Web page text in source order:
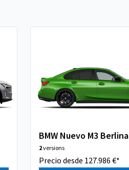
BMW Nuevo M3 Berlina
2versions
Precio desde 127.986 €*